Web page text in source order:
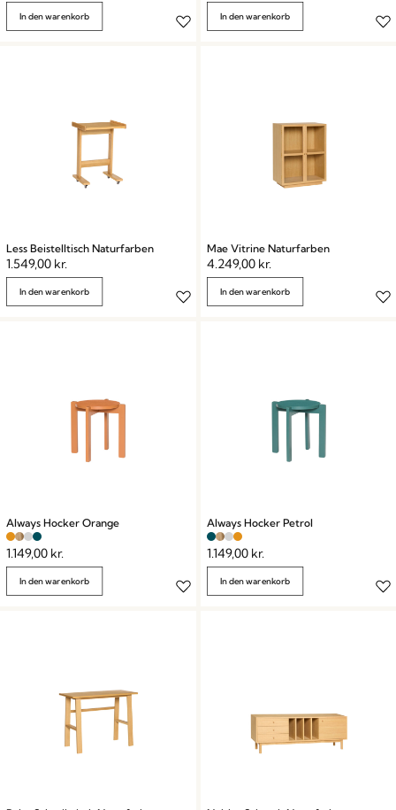
In den warenkorb In den warenkorb
Less Beistelltisch Naturfarben
1.549,00 kr.
In den warenkorb
Mae Vitrine Naturfarben
4.249,00 kr.
In den warenkorb
Always Hocker Orange
1.149,00 kr.
In den warenkorb
Always Hocker Petrol
1.149,00 kr.
In den warenkorb